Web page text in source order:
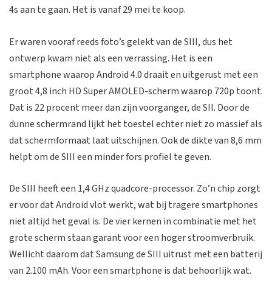
4s aan te gaan. Het is vanaf 29 mei te koop.
Er waren vooraf reeds foto’s gelekt van de SIII, dus het
ontwerp kwam niet als een verrassing. Het is een
smartphone waarop Android 4.0 draait en uitgerust met een
groot 4,8 inch HD Super AMOLED-scherm waarop 720p toont.
Dat is 22 procent meer dan zijn voorganger, de SII. Door de
dunne schermrand lijkt het toestel echter niet zo massief als
dat schermformaat laat uitschijnen. Ook de dikte van 8,6 mm
helpt om de SIII een minder fors profiel te geven.
De SIII heeft een 1,4 GHz quadcore-processor. Zo’n chip zorgt
er voor dat Android vlot werkt, wat bij tragere smartphones
niet altijd het geval is. De vier kernen in combinatie met het
grote scherm staan garant voor een hoger stroomverbruik.
Wellicht daarom dat Samsung de SIII uitrust met een batterij
van 2.100 mAh. Voor een smartphone is dat behoorlijk wat.